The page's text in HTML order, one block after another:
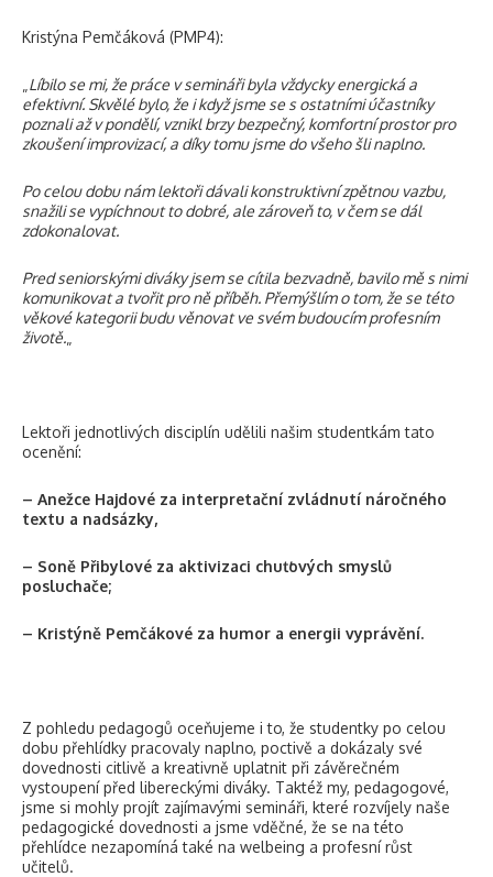
Kristýna Pemčáková (PMP4):
Líbilo se mi, že práce v semináři byla vždycky energická a
efektivní. Skvělé bylo, že i když jsme se s ostatními účastníky
poznali až v pondělí, vznikl brzy bezpečný, komfortní prostor pro
zkoušení improvizací, a díky tomu jsme do všeho šli naplno.
Po celou dobu nám lektoři dávali konstruktivní zpětnou vazbu,
snažili se vypíchnout to dobré, ale zároveň to, v čem se dál
zdokonalovat.
Pred seniorskými diváky jsem se cítila bezvadně, bavilo mě s nimi
komunikovat a tvořit pro ně příběh. Přemýšlím o tom, že se této
věkové kategorii budu věnovat ve svém budoucím profesním
životě.
Lektoři jednotlivých disciplín udělili našim studentkám tato
ocenění:
– Anežce Hajdové za interpretační zvládnutí náročného
textu a nadsázky,
– Soně Přibylové za aktivizaci chuťových smyslů
posluchače;
– Kristýně Pemčákové za humor a energii vyprávění.
Z pohledu pedagogů oceňujeme i to, že studentky po celou
dobu přehlídky pracovaly naplno, poctivě a dokázaly své
dovednosti citlivě a kreativně uplatnit při závěrečném
vystoupení před libereckými diváky. Taktéž my, pedagogové,
jsme si mohly projít zajímavými semináři, které rozvíjely naše
pedagogické dovednosti a jsme vděčné, že se na této
přehlídce nezapomíná také na welbeing a profesní růst
učitelů.